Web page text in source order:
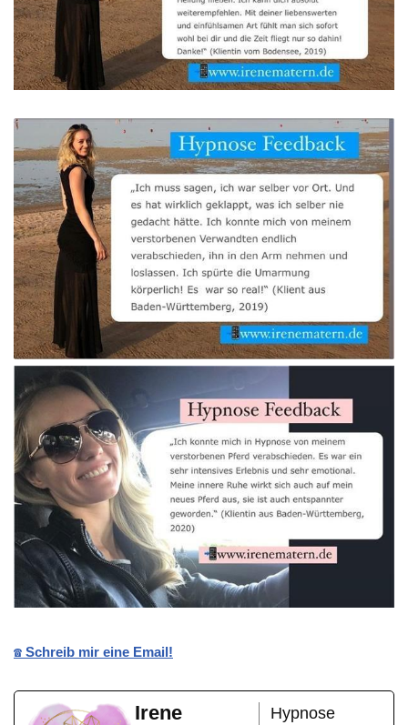
☎️ Schreib mir eine Email!
Irene
Hypnose